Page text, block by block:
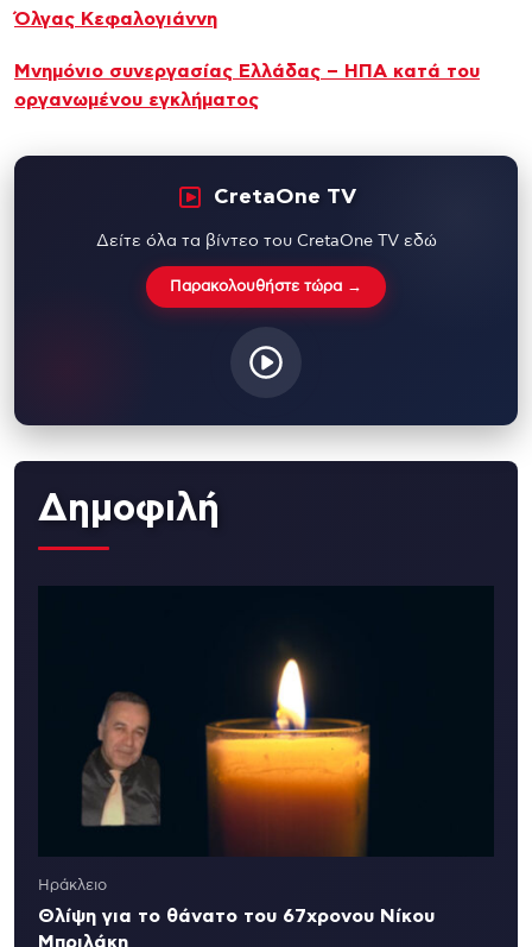
Όλγας Κεφαλογιάννη
Μνημόνιο συνεργασίας Ελλάδας – ΗΠΑ κατά του
οργανωμένου εγκλήματος
CretaOne TV
Δείτε όλα τα βίντεο του CretaOne TV εδώ
Παρακολουθήστε τώρα →
Δημοφιλή
Ηράκλειο
Θλίψη για το θάνατο του 67χρονου Νίκου
Μπριλάκη